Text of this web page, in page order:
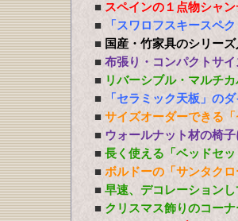
■ スペインの１点物シャ
■
「スワロフスキースペ
■ 国産・竹家具のシリー
■ 布張り・コンパクトサ
■ リバーシブル・マルチ
■
「セラミック天板」の
■ サイズオーダーできる
■ ウォールナット材の椅
■ 長く使える「ベッドセッ
■ ボルドーの「サンタク
■ 早速、デコレーション
■ クリスマス飾りのコーナ